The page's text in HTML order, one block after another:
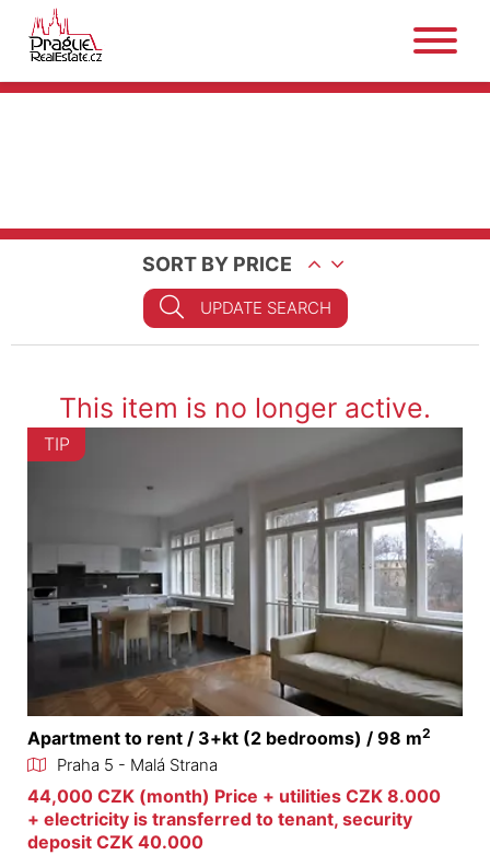
SORT BY PRICE
UPDATE SEARCH
This item is no longer active.
TIP
Apartment to rent / 3+kt (2 bedrooms) / 98 m2
Praha 5 - Malá Strana
44,000 CZK (month) Price + utilities CZK 8.000
+ electricity is transferred to tenant, security
deposit CZK 40.000